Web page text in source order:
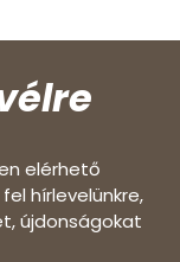
elérhető
hírlevelünkre,
újdonságokat